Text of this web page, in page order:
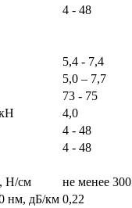
4 - 48
5,4 - 7,4
5,0 – 7,7
73 - 75
4,0
4 - 48
4 - 48
Н/см
не менее 300
нм, дБ/км 0,22